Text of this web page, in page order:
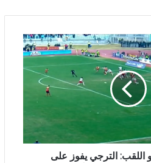
اللقب: الترجي يفوز على